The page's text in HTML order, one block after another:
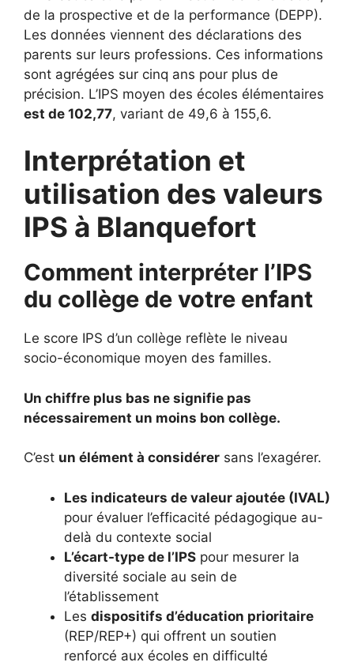
de la prospective et de la performance (DEPP).
Les données viennent des déclarations des
parents sur leurs professions. Ces informations
sont agrégées sur cinq ans pour plus de
précision. L’IPS moyen des écoles élémentaires
est de 102,77, variant de 49,6 à 155,6.
Interprétation et
utilisation des valeurs
IPS à Blanquefort
Comment interpréter l’IPS
du collège de votre enfant
Le score IPS d’un collège reflète le niveau
socio-économique moyen des familles.
Un chiffre plus bas ne signifie pas
nécessairement un moins bon collège.
C’est un élément à considérer sans l’exagérer.
Les indicateurs de valeur ajoutée (IVAL)
pour évaluer l’efficacité pédagogique au-
delà du contexte social
L’écart-type de l’IPS pour mesurer la
diversité sociale au sein de
l’établissement
Les dispositifs d’éducation prioritaire
(REP/REP+) qui offrent un soutien
renforcé aux écoles en difficulté